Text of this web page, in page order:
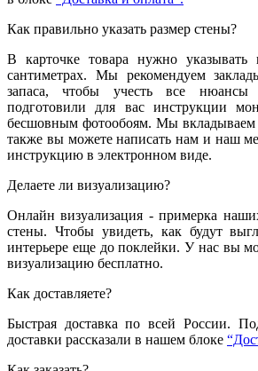
Как правильно указать размер стены?
В карточке товара нужно
сантиметрах. Мы рекомендуем
запаса, чтобы учесть все
подготовили для вас инструкции
бесшовным фотообоям. Мы вкладываем
также вы можете написать нам и наш
инструкцию в электронном виде.
Делаете ли визуализацию?
Онлайн визуализация - примерка
стены. Чтобы увидеть, как будут
интерьере еще до поклейки. У нас вы
визуализацию бесплатно.
Как доставляете?
Быстрая доставка по всей России.
доставки рассказали в нашем блоке